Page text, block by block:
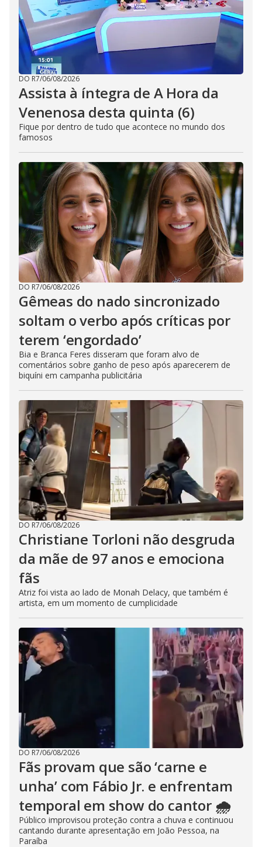
DO R7/06/08/2026
Assista à íntegra de A Hora da
Venenosa desta quinta (6)
Fique por dentro de tudo que acontece no mundo dos
famosos
DO R7/06/08/2026
Gêmeas do nado sincronizado
soltam o verbo após críticas por
terem ‘engordado’
Bia e Branca Feres disseram que foram alvo de
comentários sobre ganho de peso após aparecerem de
biquíni em campanha publicitária
DO R7/06/08/2026
Christiane Torloni não desgruda
da mãe de 97 anos e emociona
fãs
Atriz foi vista ao lado de Monah Delacy, que também é
artista, em um momento de cumplicidade
DO R7/06/08/2026
Fãs provam que são ‘carne e
unha’ com Fábio Jr. e enfrentam
temporal em show do cantor 🌧️
Público improvisou proteção contra a chuva e continuou
cantando durante apresentação em João Pessoa, na
Paraíba